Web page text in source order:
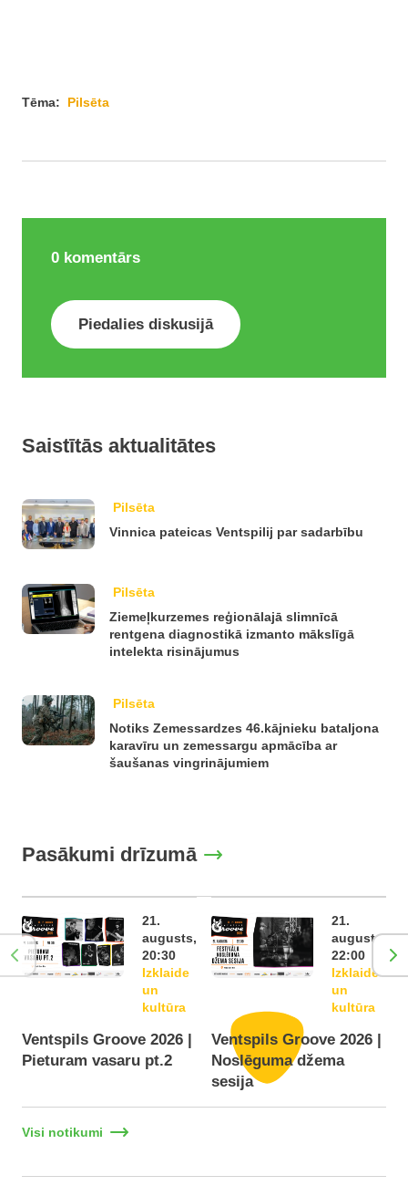
Tēma: Pilsēta
0 komentārs
Piedalies diskusijā
Saistītās aktualitātes
Pilsēta
Vinnica pateicas Ventspilij par sadarbību
Pilsēta
Ziemeļkurzemes reģionālajā slimnīcā
rentgena diagnostikā izmanto mākslīgā
intelekta risinājumus
Pilsēta
Notiks Zemessardzes 46.kājnieku bataljona
karavīru un zemessargu apmācība ar
šaušanas vingrinājumiem
Pasākumi drīzumā
21.
augusts,
20:30
Izklaide
un
kultūra
Ventspils Groove 2026 |
Pieturam vasaru pt.2
21.
augusts,
22:00
Izklaide
un
kultūra
Ventspils Groove 2026 |
Noslēguma džema
sesija
Visi notikumi